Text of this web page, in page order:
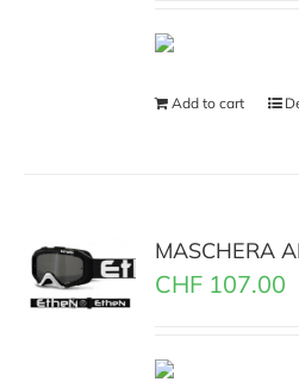
Add to cart
MASCHERA
CHF 107.00